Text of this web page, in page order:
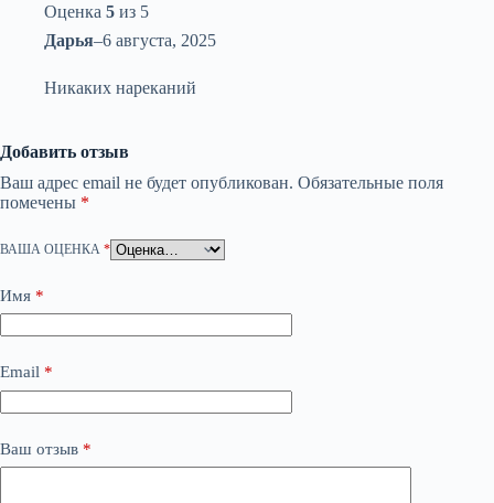
Оценка 5 из 5
Дарья–6 августа, 2025
Никаких нареканий
Добавить отзыв
Ваш адрес email не будет опубликован. Обязательные поля
помечены *
ВАША ОЦЕНКА *
Имя *
Email *
Ваш отзыв *